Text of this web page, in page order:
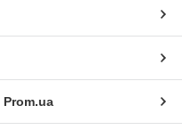
Prom.ua